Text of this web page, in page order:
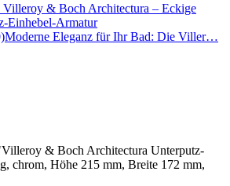
Villeroy & Boch Architectura – Eckige
Einhebel-Armatur
Eleganz für Ihr Bad: Die Viller…
& Boch Architectura Unterputz-
chrom, Höhe 215 mm, Breite 172 mm,